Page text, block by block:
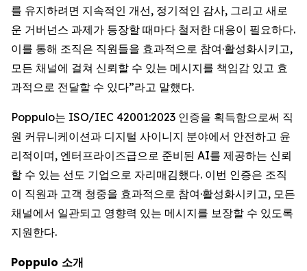
를 유지하려면 지속적인 개선, 정기적인 감사, 그리고 새로
운 거버넌스 과제가 등장할 때마다 철저한 대응이 필요하다.
이를 통해 조직은 직원들을 효과적으로 참여·활성화시키고,
모든 채널에 걸쳐 신뢰할 수 있는 메시지를 책임감 있고 효
과적으로 전달할 수 있다”라고 말했다.
Poppulo는 ISO/IEC 42001:2023 인증을 획득함으로써 직
원 커뮤니케이션과 디지털 사이니지 분야에서 안전하고 윤
리적이며, 엔터프라이즈급으로 준비된 AI를 제공하는 신뢰
할 수 있는 선도 기업으로 자리매김했다. 이번 인증은 조직
이 직원과 고객 청중을 효과적으로 참여·활성화시키고, 모든
채널에서 일관되고 영향력 있는 메시지를 보장할 수 있도록
지원한다.
Poppulo 소개